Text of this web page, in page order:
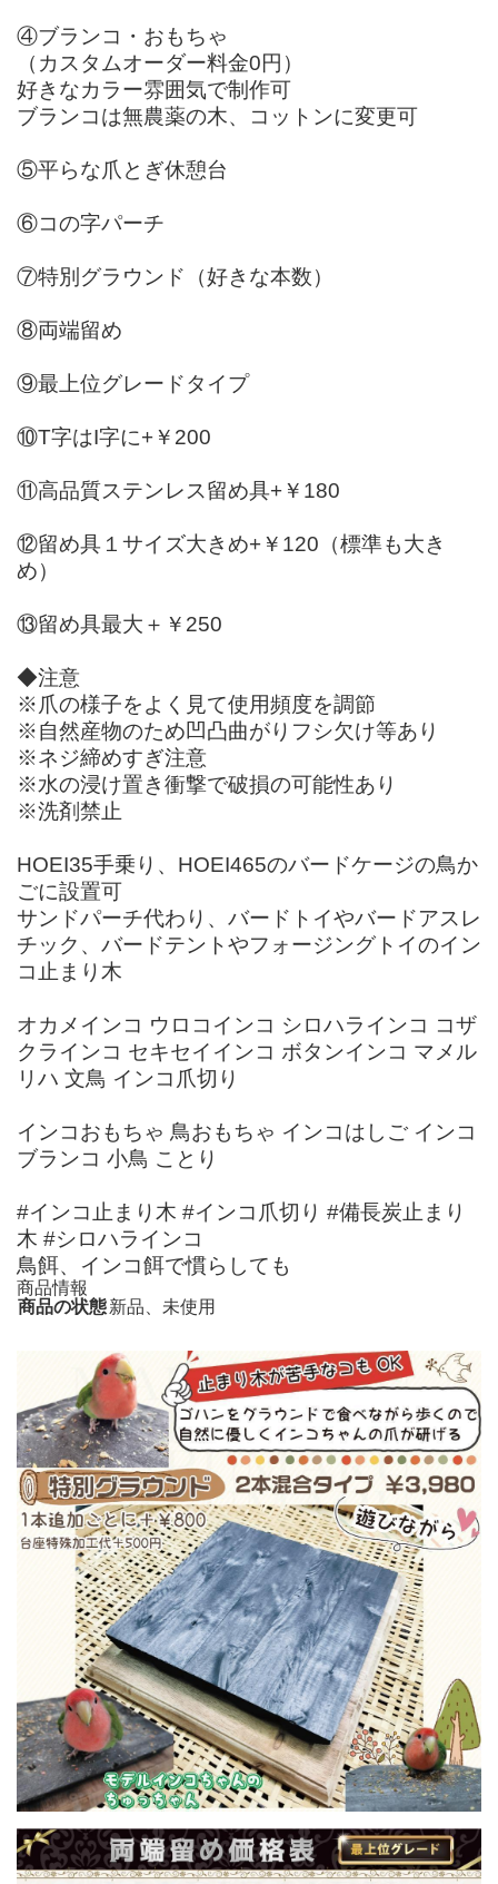
④ブランコ・おもちゃ
（カスタムオーダー料金0円）
好きなカラー雰囲気で制作可
ブランコは無農薬の木、コットンに変更可
⑤平らな爪とぎ休憩台
⑥コの字パーチ
⑦特別グラウンド（好きな本数）
⑧両端留め
⑨最上位グレードタイプ
⑩T字はI字に+￥200
⑪高品質ステンレス留め具+￥180
⑫留め具１サイズ大きめ+￥120（標準も大き
め）
⑬留め具最大＋￥250
◆注意
※爪の様子をよく見て使用頻度を調節
※自然産物のため凹凸曲がりフシ欠け等あり
※ネジ締めすぎ注意
※水の浸け置き衝撃で破損の可能性あり
※洗剤禁止
HOEI35手乗り、HOEI465のバードケージの鳥か
ごに設置可
サンドパーチ代わり、バードトイやバードアスレ
チック、バードテントやフォージングトイのイン
コ止まり木
オカメインコ ウロコインコ シロハラインコ コザ
クラインコ セキセイインコ ボタンインコ マメル
リハ 文鳥 インコ爪切り
インコおもちゃ 鳥おもちゃ インコはしご インコ
ブランコ 小鳥 ことり
#インコ止まり木 #インコ爪切り #備長炭止まり
木 #シロハラインコ
鳥餌、インコ餌で慣らしても
商品情報
商品の状態新品、未使用